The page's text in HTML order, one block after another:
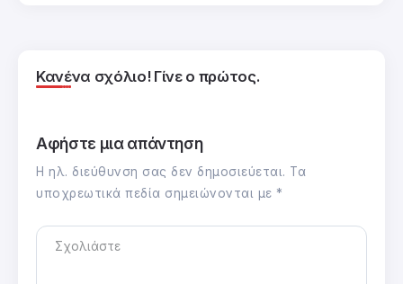
Κανένα σχόλιο! Γίνε ο πρώτος.
Αφήστε μια απάντηση
Η ηλ. διεύθυνση σας δεν δημοσιεύεται. Τα
υποχρεωτικά πεδία σημειώνονται με *